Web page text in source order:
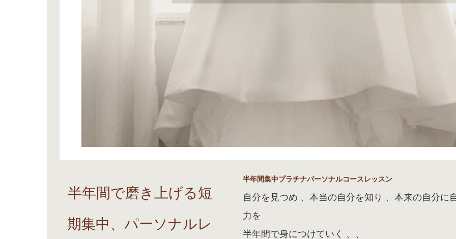
半年間で磨き上げる短
期集中、パーソナルレ
半年間集中プラチナパーソナルコースレッスン
自分を見つめ 、本当の自分を知り 、本来の自分
力を
半年間で身につけていく 、、